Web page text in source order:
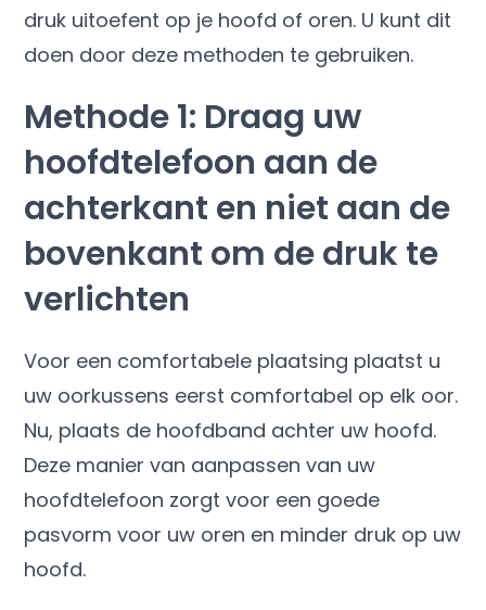
druk uitoefent op je hoofd of oren. U kunt dit
doen door deze methoden te gebruiken.
Methode 1: Draag uw
hoofdtelefoon aan de
achterkant en niet aan de
bovenkant om de druk te
verlichten
Voor een comfortabele plaatsing plaatst u
uw oorkussens eerst comfortabel op elk oor.
Nu, plaats de hoofdband achter uw hoofd.
Deze manier van aanpassen van uw
hoofdtelefoon zorgt voor een goede
pasvorm voor uw oren en minder druk op uw
hoofd.